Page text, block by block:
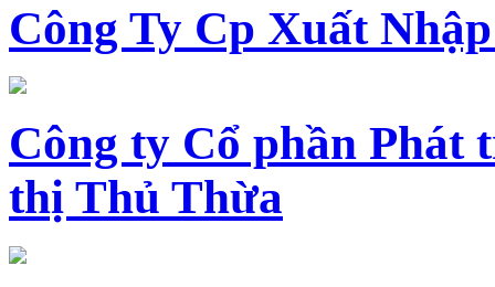
Công Ty Cp Xuất
Công ty Cổ phần Phát
thị Thủ Thừa